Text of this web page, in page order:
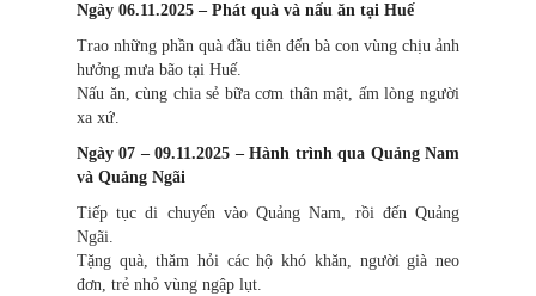
Ngày 06.11.2025 – Phát quà và nấu ăn tại Huế
Trao những phần quà đầu tiên đến bà con vùng chịu ảnh
hưởng mưa bão tại Huế.
Nấu ăn, cùng chia sẻ bữa cơm thân mật, ấm lòng người
xa xứ.
Ngày 07 – 09.11.2025 – Hành trình qua Quảng Nam
và Quảng Ngãi
Tiếp tục di chuyển vào Quảng Nam, rồi đến Quảng
Ngãi.
Tặng quà, thăm hỏi các hộ khó khăn, người già neo
đơn, trẻ nhỏ vùng ngập lụt.